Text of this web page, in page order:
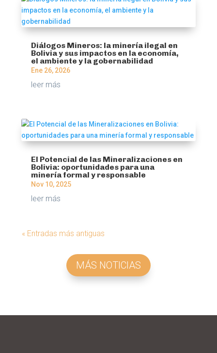
Diálogos Mineros: la minería ilegal en
Bolivia y sus impactos en la economía,
el ambiente y la gobernabilidad
Ene 26, 2026
leer más
El Potencial de las Mineralizaciones en
Bolivia: oportunidades para una
minería formal y responsable
Nov 10, 2025
leer más
« Entradas más antiguas
MÁS NOTICIAS